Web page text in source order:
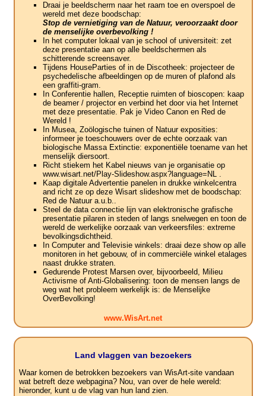
Draai je beeldscherm naar het raam toe en overspoel de
wereld met deze boodschap:
Stop de vernietiging van de Natuur, veroorzaakt door
de menselijke overbevolking !
In het computer lokaal van je school of universiteit: zet
deze presentatie aan op alle beeldschermen als
schitterende screensaver.
Tijdens HouseParties of in de Discotheek: projecteer de
psychedelische afbeeldingen op de muren of plafond als
een graffiti-gram.
In Conferentie hallen, Receptie ruimten of bioscopen: kaap
de beamer / projector en verbind het door via het Internet
met deze presentatie. Pak je Video Canon en Red de
Wereld !
In Musea, Zoölogische tuinen of Natuur exposities:
informeer je toeschouwers over de echte oorzaak van
biologische Massa Extinctie: exponentiële toename van het
menselijk diersoort.
Richt stiekem het Kabel nieuws van je organisatie op
www.wisart.net/Play-Slideshow.aspx?language=NL .
Kaap digitale Advertentie panelen in drukke winkelcentra
and richt ze op deze Wisart slideshow met de boodschap:
Red de Natuur a.u.b..
Steel de data connectie lijn van elektronische grafische
presentatie pilaren in steden of langs snelwegen en toon de
wereld de werkelijke oorzaak van verkeersfiles: extreme
bevolkingsdichtheid.
In Computer and Televisie winkels: draai deze show op alle
monitoren in het gebouw, of in commerciële winkel etalages
naast drukke straten.
Gedurende Protest Marsen over, bijvoorbeeld, Milieu
Activisme of Anti-Globalisering: toon de mensen langs de
weg wat het probleem werkelijk is: de Menselijke
OverBevolking!
www.WisArt.net
Land vlaggen van bezoekers
Waar komen de betrokken bezoekers van WisArt-site vandaan
wat betreft deze webpagina? Nou, van over de hele wereld:
hieronder, kunt u de vlag van hun land zien.